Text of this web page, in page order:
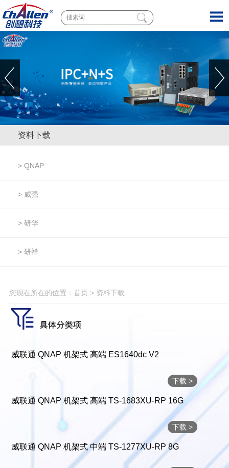
资料下载
> QNAP
> 威强
> 研华
> 研祥
您现在所在的位置： 首页 > 资料下载
威联通 QNAP 机架式 高端 ES1640dc V2
下载 >
威联通 QNAP 机架式 高端 TS-1683XU-RP 16G
下载 >
威联通 QNAP 机架式 中端 TS-1277XU-RP 8G